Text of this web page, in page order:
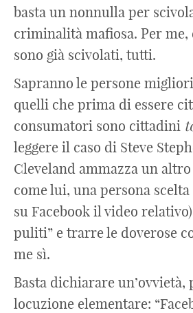
basta un nonnulla per
criminalità mafiosa. Per me,
sono già scivolati, tutti.
Sapranno le persone
quelli che prima di essere
consumatori sono cittadini
leggere il caso di Steve
Cleveland ammazza un
come lui, una persona scelta
su Facebook il video
puliti” e trarre le doverose
me sì.
Basta dichiarare
locuzione elementare: